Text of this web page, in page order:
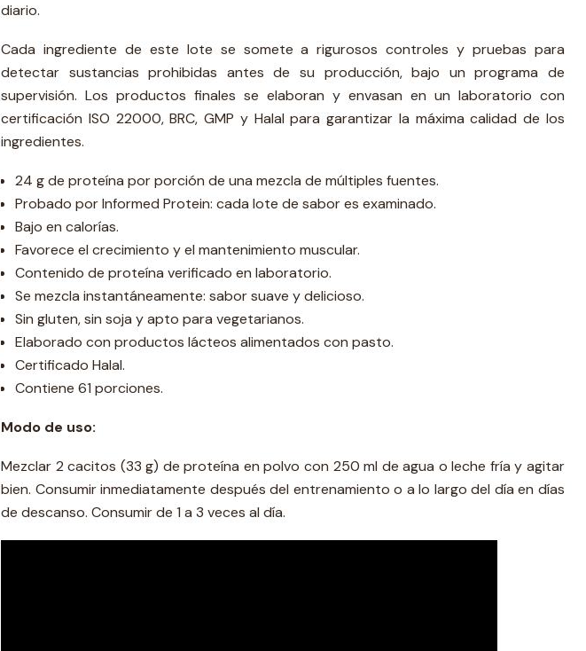
diario.
Cada ingrediente de este lote se somete a rigurosos controles y pruebas para
detectar sustancias prohibidas antes de su producción, bajo un programa de
supervisión. Los productos finales se elaboran y envasan en un laboratorio con
certificación ISO 22000, BRC, GMP y Halal para garantizar la máxima calidad de los
ingredientes.
24 g de proteína por porción de una mezcla de múltiples fuentes.
Probado por Informed Protein: cada lote de sabor es examinado.
Bajo en calorías.
Favorece el crecimiento y el mantenimiento muscular.
Contenido de proteína verificado en laboratorio.
Se mezcla instantáneamente: sabor suave y delicioso.
Sin gluten, sin soja y apto para vegetarianos.
Elaborado con productos lácteos alimentados con pasto.
Certificado Halal.
Contiene 61 porciones.
Modo de uso:
Mezclar 2 cacitos (33 g) de proteína en polvo con 250 ml de agua o leche fría y agitar
bien. Consumir inmediatamente después del entrenamiento o a lo largo del día en días
de descanso. Consumir de 1 a 3 veces al día.